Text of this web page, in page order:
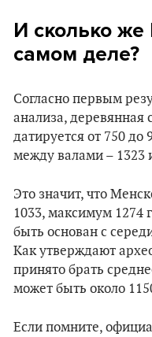
И сколько же
самом деле?
Согласно первым
анализа, деревянная
датируется от 750 до
между валами – 1323
Это значит, что
1033, максимум 1274
быть основан с
Как утверждают
принято брать
может быть около
Если помните,